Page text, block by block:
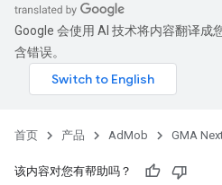
Google 会使用 AI 技术将内容翻译成
含错误。
首页 产品 AdMob GMA
该内容对您有帮助吗？